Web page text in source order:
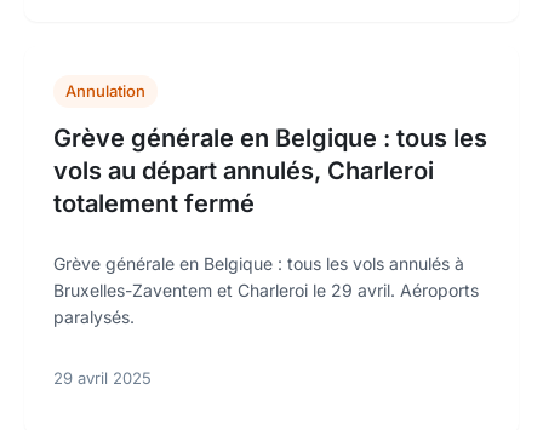
Annulation
Grève générale en Belgique : tous les
vols au départ annulés, Charleroi
totalement fermé
Grève générale en Belgique : tous les vols annulés à
Bruxelles-Zaventem et Charleroi le 29 avril. Aéroports
paralysés.
29 avril 2025